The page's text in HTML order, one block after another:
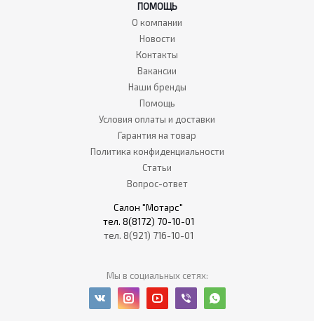
ПОМОЩЬ
О компании
Новости
Контакты
Вакансии
Наши бренды
Помощь
Условия оплаты и доставки
Гарантия на товар
Политика конфиденциальности
Статьи
Вопрос-ответ
Салон "Мотарс"
тел. 8(8172) 70-10-01
тел. 8(921) 716-10-01
Мы в социальных сетях: